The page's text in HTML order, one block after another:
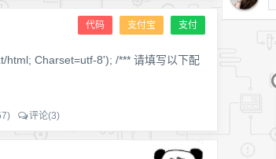
代码 支付宝 支付
Charset=utf-8'); /*** 请填写以下配
评论(3)